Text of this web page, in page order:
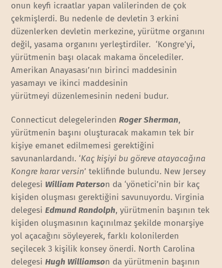
onun keyfi icraatlar yapan valilerinden de çok
çekmişlerdi. Bu nedenle de devletin 3 erkini
düzenlerken devletin merkezine, yürütme organını
değil, yasama organını yerleştirdiler. ‘Kongre’yi,
yürütmenin başı olacak makama öncelediler.
Amerikan Anayasası’nın birinci maddesinin
yasamayı ve ikinci maddesinin
yürütmeyi düzenlemesinin nedeni budur.
Connecticut delegelerindenRoger Sherman,
yürütmenin başını oluşturacak makamın tek bir
kişiye emanet edilmemesi gerektiğini
savunanlardandı. ‘Kaç kişiyi bu göreve atayacağına
Kongre karar versin’ teklifinde bulundu. New Jersey
delegesi William Paterson da ‘yönetici’nin bir kaç
kişiden oluşması gerektiğini savunuyordu. Virginia
delegesiEdmund Randolph, yürütmenin başının tek
kişiden oluşmasının kaçınılmaz şekilde monarşiye
yol açacağını söyleyerek, farklı kolonilerden
seçilecek 3 kişilik konsey önerdi. North Carolina
delegesiHugh Williamson da yürütmenin başının